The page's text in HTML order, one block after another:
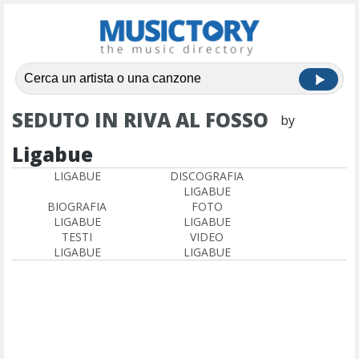
SEDUTO IN RIVA AL FOSSO by
Ligabue
LIGABUE
DISCOGRAFIA
LIGABUE
BIOGRAFIA
LIGABUE
FOTO
LIGABUE
TESTI
LIGABUE
VIDEO
LIGABUE